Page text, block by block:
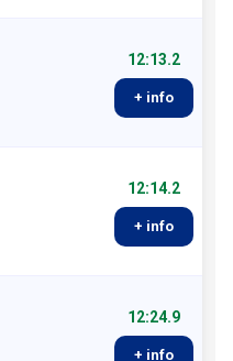
12:13.2
+ info
12:14.2
+ info
12:24.9
+ info